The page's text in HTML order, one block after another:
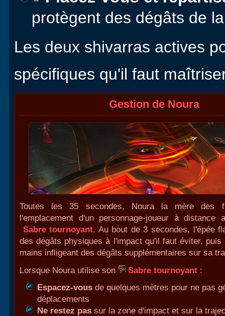
protègent des dégâts de
Les deux shivarras actives
spécifiques qu'il faut
Gestion de Noura
Toutes les 35 secondes, Noura la mère des
l'emplacement d'un personnage-joueur à
Sabre tournoyant. Au bout de 3 secondes, l'épée
des dégâts physiques à l'impact qu'il faut éviter,
mains infligeant des dégâts supplémentaires sur sa
Lorsque Noura utilise son
Sabre tournoyant :
Espacez-vous de quelques mètres pour ne pas
déplacements
Ne restez pas sur la zone d'impact et sur la